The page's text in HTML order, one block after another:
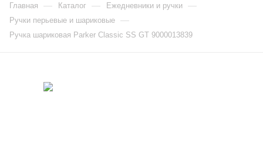
Главная — Каталог — Ежедневники и ручки —
Ручки перьевые и шариковые —
Ручка шариковая Parker Classic SS GT 9000013839